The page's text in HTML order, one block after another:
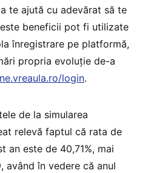
te ajută cu adevărat să te
beneficii pot fi utilizate
înregistrare pe platformă,
propria evoluție de-a
login.
de la simularea
relevă faptul că rata de
an este de 40,71%, mai
având în vedere că anul